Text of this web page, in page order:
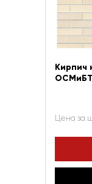
Кирпич
ОСМиБТ
Цена за